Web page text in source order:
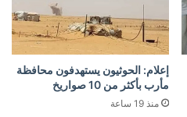
إعلام: الحوثيون يستهدفون محافظة
مأرب بأكثر من 10 صواريخ
منذ 19 ساعة